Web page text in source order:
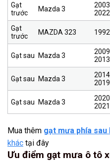
Gạt
trước
Mazda 3
2022
Gạt
trước
MAZDA 323 1992
Gạt sau Mazda 3
2013
Gạt sau Mazda 3
2019
Gạt sau Mazda 3
2021
Mua thêm gạt mưa phía sau
khác tại đây
Ưu điểm gạt mưa ô tô